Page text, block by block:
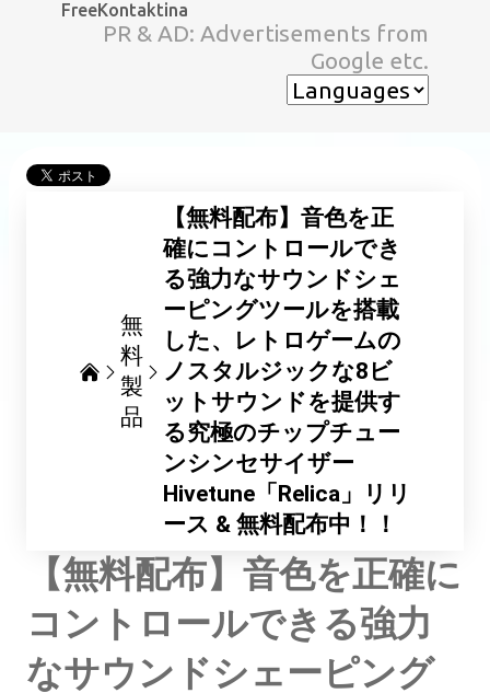
スキップしてメイン コンテンツに移動
FreeKontaktina
PR & AD: Advertisements from
Google etc.
無
料
製
品
【無料配布】音色を正
確にコントロールでき
る強力なサウンドシェ
ーピングツールを搭載
した、レトロゲームの
ノスタルジックな8ビ
ットサウンドを提供す
る究極のチップチュー
ンシンセサイザー
Hivetune「Relica」リリ
ース & 無料配布中！！
【無料配布】音色を正確に
コントロールできる強力
なサウンドシェーピング